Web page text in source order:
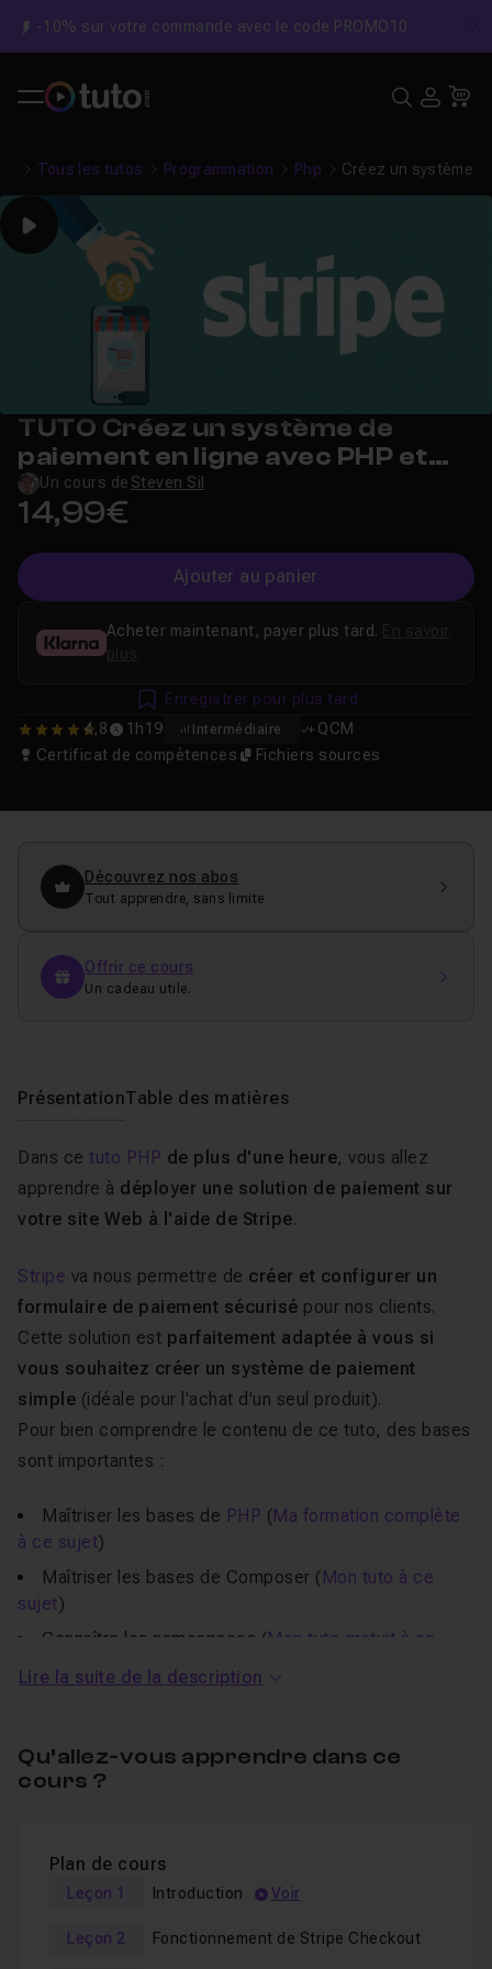
-10% sur votre commande avec le code PROMO10
Tous les tutos Programmation Php Créez un système
Play
TUTO Créez un système de
paiement en ligne avec PHP et
Stripe
Un cours de Steven Sil
14,99€
Ajouter au panier
4.7777777777778
4,8 1h19 Intermédiaire
QCM
Certificat de compétences
Fichiers sources
Acheter maintenant, payer plus tard.
plus
Enregistrer pour plus tard
Découvrez nos abos
Tout apprendre, sans limite
Offrir ce cours
Un cadeau utile.
PrésentationTable des matières
Dans ce tuto PHP de plus d'une heure, vous allez
apprendre à déployer une solution de paiement sur
votre site Web à l'aide de Stripe.
Stripe va nous permettre de créer et configurer un
formulaire de paiement sécurisé pour nos clients.
Cette solution est parfaitement adaptée à vous si
vous souhaitez créer un système de paiement
simple (idéale pour l'achat d'un seul produit).
Pour bien comprendre le contenu de ce tuto, des bases
sont importantes :
Maîtriser les bases de PHP (Ma formation complète
à ce sujet)
Maîtriser les bases de Composer (Mon tuto à ce
sujet)
Connaître les namespaces (Mon tuto gratuit à ce
sujet)
Dans ce tuto Créez un système de
Stripe
Lire la suite de la description
Qu’allez-vous apprendre dans ce
cours ?
Plan de cours
Leçon 1 Introduction Voir
Leçon 2 Fonctionnement de Stripe Checkout